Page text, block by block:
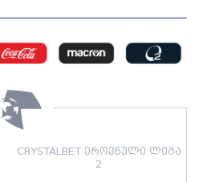
CRYSTALBET ეროვნული ლიგა
2